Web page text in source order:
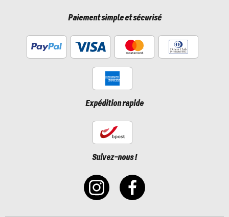
Paiement simple et sécurisé
Expédition rapide
Suivez-nous !